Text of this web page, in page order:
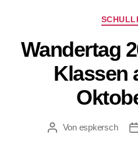
Wandertag
Klassen
Beitragsautor
Von espkersch